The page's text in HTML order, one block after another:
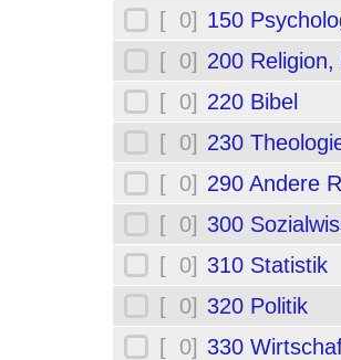
[ 0] 150
[ 0] 200
[ 0] 220 Bibel
[ 0] 230
[ 0] 290 Andere
[ 0] 300
[ 0] 310 Statistik
[ 0] 320 Politik
[ 0] 330